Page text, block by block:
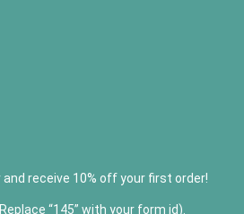
receive 10% off your first order!
“145” with your form id).